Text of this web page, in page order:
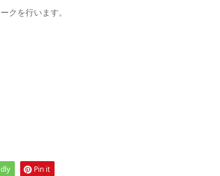
クを行います。
Pin it